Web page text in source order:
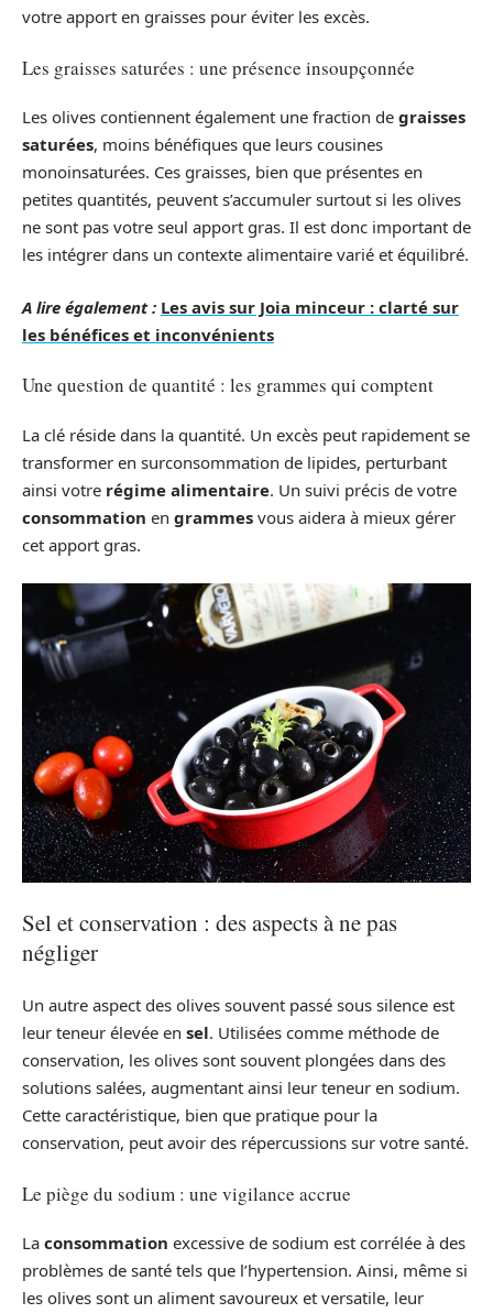
votre apport en graisses pour éviter les excès.
Les graisses saturées : une présence insoupçonnée
Les olives contiennent également une fraction de graisses
saturées, moins bénéfiques que leurs cousines
monoinsaturées. Ces graisses, bien que présentes en
petites quantités, peuvent s’accumuler surtout si les olives
ne sont pas votre seul apport gras. Il est donc important de
les intégrer dans un contexte alimentaire varié et équilibré.
A lire également : Les avis sur Joia minceur : clarté sur
les bénéfices et inconvénients
Une question de quantité : les grammes qui comptent
La clé réside dans la quantité. Un excès peut rapidement se
transformer en surconsommation de lipides, perturbant
ainsi votre régime alimentaire. Un suivi précis de votre
consommation en grammes vous aidera à mieux gérer
cet apport gras.
Sel et conservation : des aspects à ne pas
négliger
Un autre aspect des olives souvent passé sous silence est
leur teneur élevée en sel. Utilisées comme méthode de
conservation, les olives sont souvent plongées dans des
solutions salées, augmentant ainsi leur teneur en sodium.
Cette caractéristique, bien que pratique pour la
conservation, peut avoir des répercussions sur votre santé.
Le piège du sodium : une vigilance accrue
La consommation excessive de sodium est corrélée à des
problèmes de santé tels que l’hypertension. Ainsi, même si
les olives sont un aliment savoureux et versatile, leur